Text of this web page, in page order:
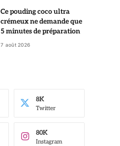
Ce pouding coco ultra
crémeux ne demande que
5 minutes de préparation
7 août 2026
Twitter
8K
Instagram
80K